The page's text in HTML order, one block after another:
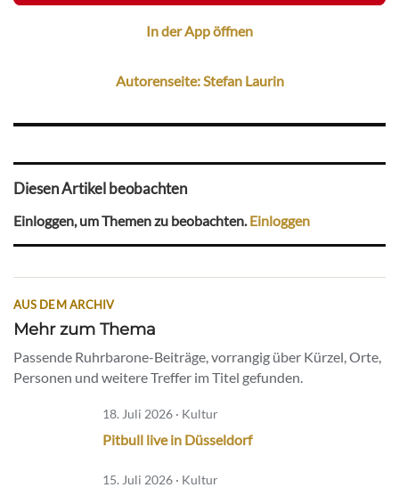
In der App öffnen
Autorenseite: Stefan Laurin
Diesen Artikel beobachten
Einloggen, um Themen zu beobachten. Einloggen
AUS DEM ARCHIV
Mehr zum Thema
Passende Ruhrbarone-Beiträge, vorrangig über Kürzel, Orte,
Personen und weitere Treffer im Titel gefunden.
18. Juli 2026 · Kultur
Pitbull live in Düsseldorf
15. Juli 2026 · Kultur